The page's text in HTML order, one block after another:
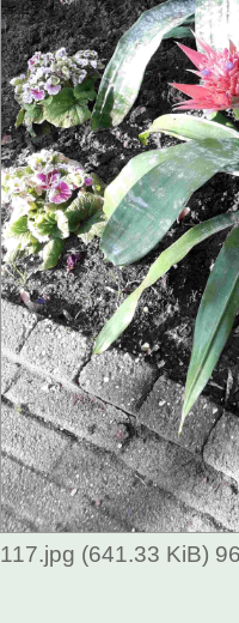
117.jpg (641.33 KiB)